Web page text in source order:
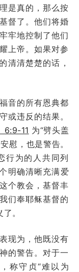
是真的，那么按
督了。他们将婚
牢地控制了他们
上帝。如果对参
清清楚楚的话，
音的所有恩典都
或违反的结果。
6:9-11 为“劈头盖
慰，也是警告。
行为的人共同列
明确清晰充满爱
个教会，基督丰
们奉耶稣基督的
。
现为，他既没有
的警告。对于一
称守贞“难以为